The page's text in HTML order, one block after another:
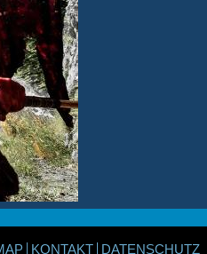
KONTAKT DATENSCHUTZ